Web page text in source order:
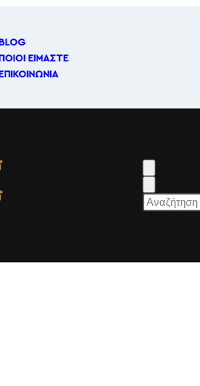
ΣΕ ΟΛΗ ΤΗΝ ΕΛΛΑΔΑ.
ΕΊΜΑΣΤΕ